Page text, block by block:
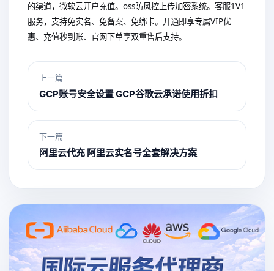
的渠道，微软云开户充值。oss防风控上传加密系统。客服1V1
服务，支持免实名、免备案、免绑卡。开通即享专属VIP优
惠、充值秒到账、官网下单享双重售后支持。
上一篇
GCP账号安全设置 GCP谷歌云承诺使用折扣
下一篇
阿里云代充 阿里云实名号全套解决方案